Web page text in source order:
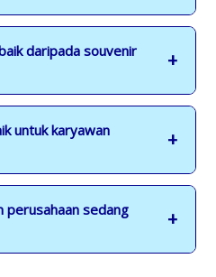
daripada souvenir
untuk karyawan
perusahaan sedang